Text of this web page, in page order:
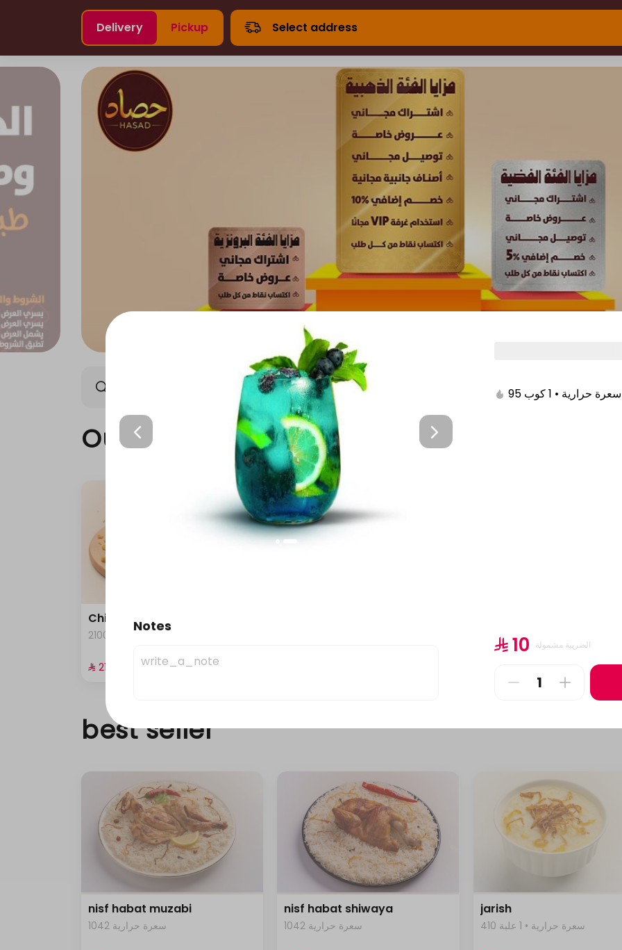
Delivery Pickup Select address
best seller Boxes Meat Grills
Our news
Chicken broasted
2100 سعرة حرارية • 4 قطع
⁨⁦‪‬ 21⁩
1 صحن
best seller
nisf habat muzabi
1042 سعرة حرارية
nisf habat shiwaya
1042 سعرة حرارية
jarish
410 سعرة حرارية • 1 علبة
Notes
95 سعرة حرارية • 1 كوب
⁨⁦‪‬ 10⁩ الضريبة مشمولة